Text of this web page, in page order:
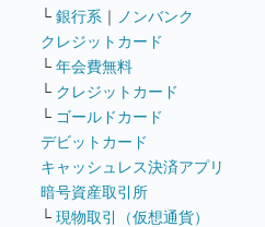
└ 銀行系 ｜
ノンバンク
クレジットカード
└ 年会費無料
└ クレジットカード
└ ゴールドカード
デビットカード
キャッシュレス決済アプリ
暗号資産取引所
└ 現物取引（仮想通貨）